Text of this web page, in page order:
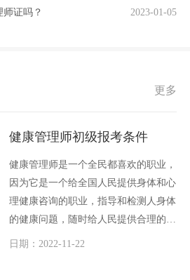
证吗？ 2023-01-05
更多
健康管理师初级报考条件
健康管理师是一个全民都喜欢的职业，
因为它是一个给全国人民提供身体和心
理健康咨询的职业，指导和检测人身体
的健康问题，随时给人民提供合理的生
活和饮食指导。健康管理师分为三个等
日期：2022-11-22